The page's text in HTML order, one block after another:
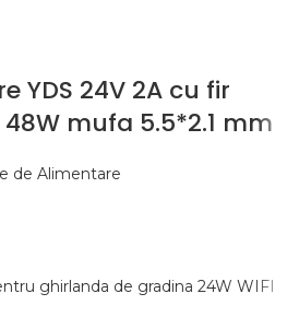
YDS 24V 2A cu fir
mufa 5.5*2.1 mm
de Alimentare